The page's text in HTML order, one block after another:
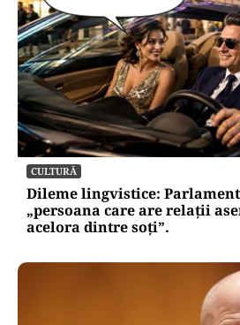
CULTURĂ
Dileme lingvistice:
„persoana care are relații
acelora dintre soți”.